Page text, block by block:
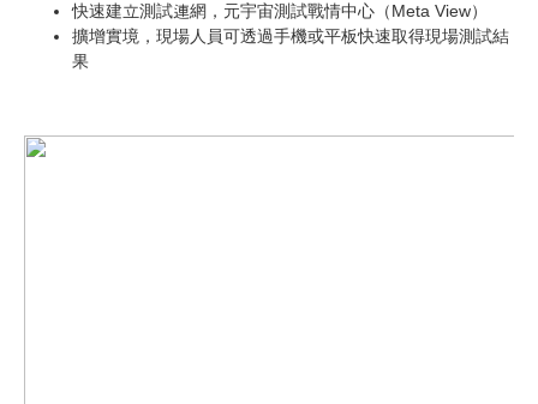
快速建立測試連網，元宇宙測試戰情中心（Meta View）
擴增實境，現場人員可透過手機或平板快速取得現場測試結
果